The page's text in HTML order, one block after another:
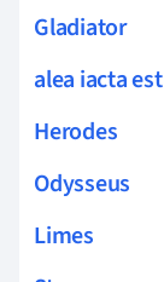
Gladiator
alea iacta est
Herodes
Odysseus
Limes